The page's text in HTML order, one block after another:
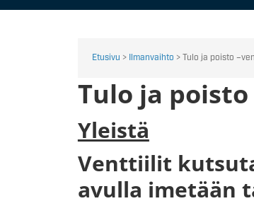
Etusivu > Ilmanvaihto > Tulo ja poisto
Tulo ja
Yleistä
Venttiilit
avulla imetään